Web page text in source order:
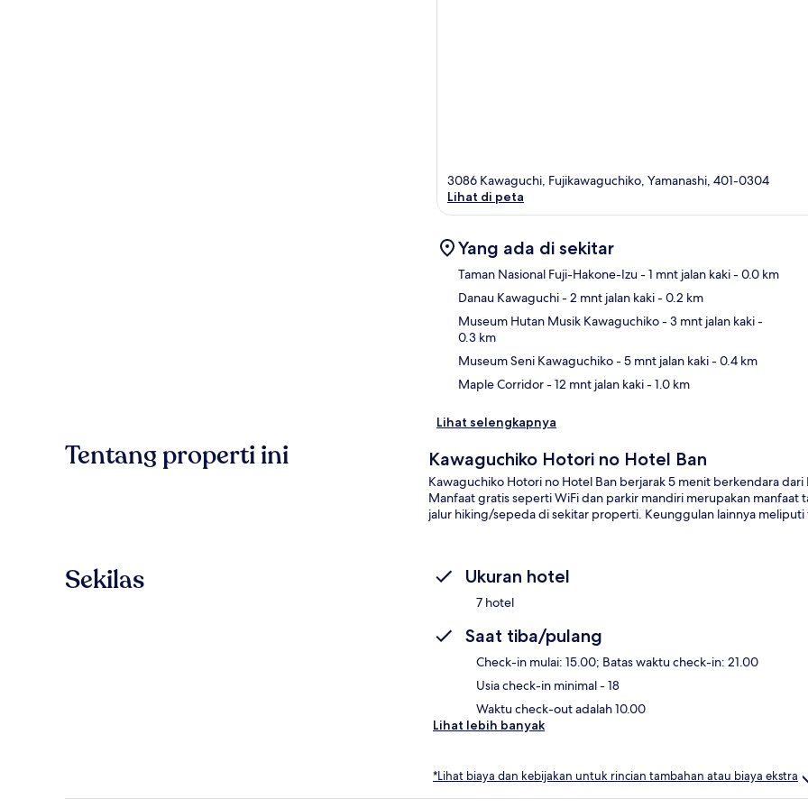
3086 Kawaguchi, Fujikawaguchiko, Yamanashi, 401-0304
Lihat di peta
Yang ada di sekitar
Taman Nasional Fuji-Hakone-Izu- 1 mnt jalan kaki- 0.0 km
Danau Kawaguchi- 2 mnt jalan kaki- 0.2 km
Museum Hutan Musik Kawaguchiko- 3 mnt jalan kaki-
0.3 km
Museum Seni Kawaguchiko- 5 mnt jalan kaki- 0.4 km
Maple Corridor- 12 mnt jalan kaki- 1.0 km
Lihat selengkapnya
Tentang properti ini Kawaguchiko Hotori no Hotel Ban
Kawaguchiko Hotori no Hotel Ban berjarak 5 menit berkendara
Manfaat gratis seperti WiFi dan parkir mandiri merupakan
jalur hiking/sepeda di sekitar properti. Keunggulan lainnya
Sekilas Ukuran hotel
7 hotel
Saat tiba/pulang
Check-in mulai: 15.00; Batas waktu check-in: 21.00
Usia check-in minimal - 18
Waktu check-out adalah 10.00
Lihat lebih banyak
*Lihat biaya dan kebijakan untuk rincian tambahan atau biaya ekstra